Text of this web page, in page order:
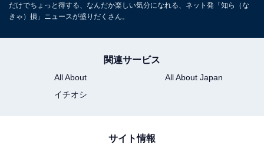
だけでちょっと得する、なんだか楽しい気分になれる、ネット発「知ら（な
きゃ）損」ニュースが盛りだくさん。
関連サービス
All About
All About Japan
イチオシ
サイト情報